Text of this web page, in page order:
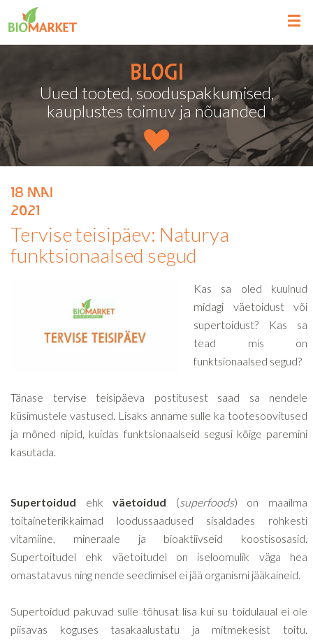
Blogi
Uued tooted, sooduspakkumised,
kauplustes toimuv ja nõuanded
18 mai
2021
Tervise teisipäev: Naturya
funktsionaalsed segud
Kas sa oled kuulnud
midagi väetoidust või
supertoidust? Kas sa
tead mis on
funktsionaalsed segud?
Tänase tervise teisipäeva postitusest saad sa nendele
küsimustele vastused. Lisaks anname sulle ka tootesoovitused
ja mõned nipid, kuidas funktsionaalseid segusi kõige paremini
kasutada.
Supertoidud ehkväetoidud (superfoods) on maailma
toitaineterikkaimad loodussaadused sisaldades rohkesti
vitamiine, mineraale ja bioaktiivseid koostisosasid.
Supertoitudel ehk väetoitudel on iseloomulik väga hea
omastatavus ning nende seedimisel ei jää organismi jääkaineid.
Supertoidud pakuvad sulle tõhusat lisa kui su toidulaual ei ole
piisavas koguses tasakaalustatu ja mitmekesist toitu.